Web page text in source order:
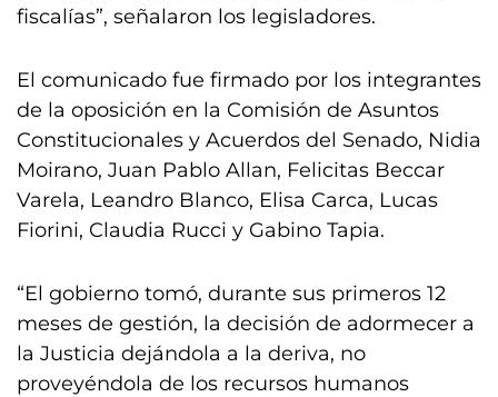
fiscalías”, señalaron los legisladores.
El comunicado fue firmado por los integrantes
de la oposición en la Comisión de Asuntos
Constitucionales y Acuerdos del Senado, Nidia
Moirano, Juan Pablo Allan, Felicitas Beccar
Varela, Leandro Blanco, Elisa Carca, Lucas
Fiorini, Claudia Rucci y Gabino Tapia.
“El gobierno tomó, durante sus primeros 12
meses de gestión, la decisión de adormecer a
la Justicia dejándola a la deriva, no
proveyéndola de los recursos humanos